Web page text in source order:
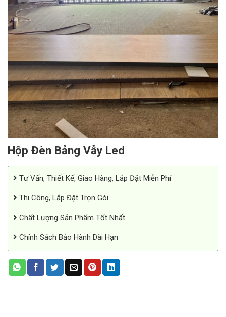
Hộp Đèn Bảng Vẫy Led
Tư Vấn, Thiết Kế, Giao Hàng, Lắp Đặt Miễn Phí
Thi Công, Lắp Đặt Trọn Gói
Chất Lượng Sản Phẩm Tốt Nhất
Chính Sách Bảo Hành Dài Hạn